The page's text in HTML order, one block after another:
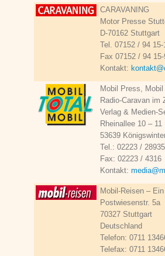
CARAVANING
Motor Presse
D-70162 Stuttgart
Tel. 07152 / 94 15-
Fax 07152 / 94
Kontakt:
Mobil Press,
Radio-Caravan im
Verlag & Medien-
Rheinallee 10 – 11
53639
Tel.: 02223 /
Fax: 02223 / 4316
Kontakt:
Mobil-Reisen –
Postwiesenstr. 5a
70327 Stuttgart
Deutschland
Telefon: 0711
Telefax: 0711